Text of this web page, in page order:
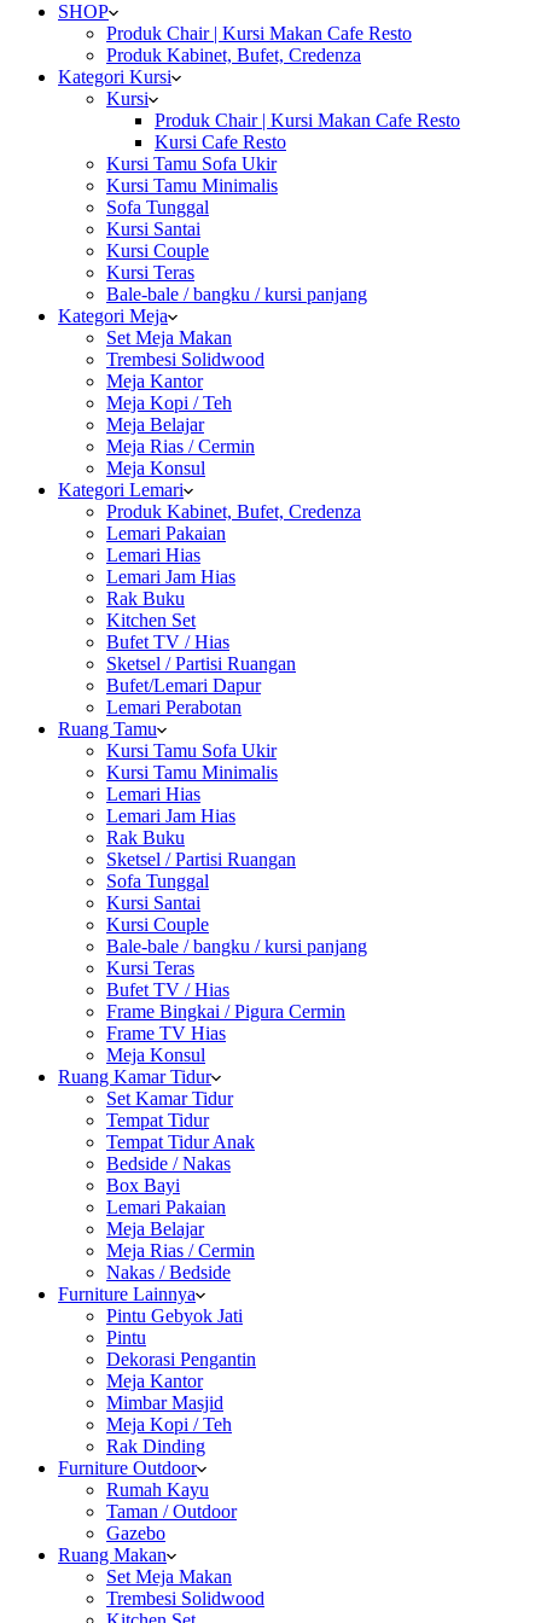
SHOP
Produk Chair | Kursi Makan Cafe Resto
Produk Kabinet, Bufet, Credenza
Kategori Kursi
Kursi
Produk Chair | Kursi Makan Cafe Resto
Kursi Cafe Resto
Kursi Tamu Sofa Ukir
Kursi Tamu Minimalis
Sofa Tunggal
Kursi Santai
Kursi Couple
Kursi Teras
Bale-bale / bangku / kursi panjang
Kategori Meja
Set Meja Makan
Trembesi Solidwood
Meja Kantor
Meja Kopi / Teh
Meja Belajar
Meja Rias / Cermin
Meja Konsul
Kategori Lemari
Produk Kabinet, Bufet, Credenza
Lemari Pakaian
Lemari Hias
Lemari Jam Hias
Rak Buku
Kitchen Set
Bufet TV / Hias
Sketsel / Partisi Ruangan
Bufet/Lemari Dapur
Lemari Perabotan
Ruang Tamu
Kursi Tamu Sofa Ukir
Kursi Tamu Minimalis
Lemari Hias
Lemari Jam Hias
Rak Buku
Sketsel / Partisi Ruangan
Sofa Tunggal
Kursi Santai
Kursi Couple
Bale-bale / bangku / kursi panjang
Kursi Teras
Bufet TV / Hias
Frame Bingkai / Pigura Cermin
Frame TV Hias
Meja Konsul
Ruang Kamar Tidur
Set Kamar Tidur
Tempat Tidur
Tempat Tidur Anak
Bedside / Nakas
Box Bayi
Lemari Pakaian
Meja Belajar
Meja Rias / Cermin
Nakas / Bedside
Furniture Lainnya
Pintu Gebyok Jati
Pintu
Dekorasi Pengantin
Meja Kantor
Mimbar Masjid
Meja Kopi / Teh
Rak Dinding
Furniture Outdoor
Rumah Kayu
Taman / Outdoor
Gazebo
Ruang Makan
Set Meja Makan
Trembesi Solidwood